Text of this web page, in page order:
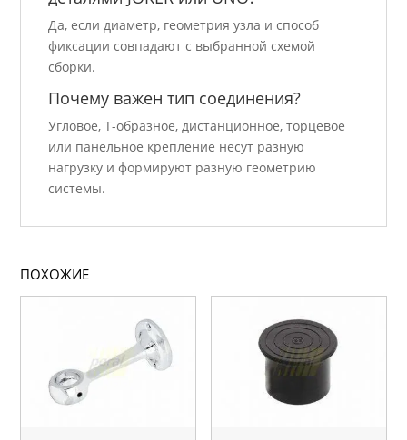
Да, если диаметр, геометрия узла и способ
фиксации совпадают с выбранной схемой
сборки.
Почему важен тип соединения?
Угловое, Т-образное, дистанционное, торцевое
или панельное крепление несут разную
нагрузку и формируют разную геометрию
системы.
ПОХОЖИЕ